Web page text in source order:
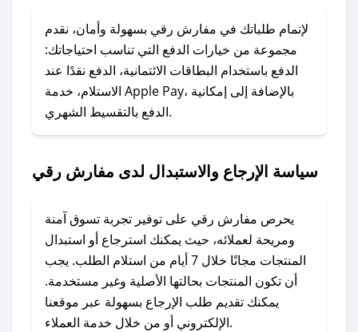
لا تقلق! يمكنك التواصل مع فريق دعم صحصح عبر
الرسائل الخاصة على تويتر أو البريد الإلكتروني،
وسنقوم بحل المشكلة في أسرع وقت ممكن.
### ماذا أفعل إذا لم أجد كود خصم لمتجري
المفضل؟
مراسلتنا مباشرة وسنعمل على توفير الكوبونات في
### كيف تحصل على كوبونات خصم حصرية من
مفارش رقي؟
للحصول على كوبونات وخصومات حصرية، قم بما
يلي:
- اضغط على أيقونة متابعة لمتجر مفارش رقي في
لإتمام طلباتك في مفارش رقي بسهولة وأمان، نقدم
مجموعة من خيارات الدفع التي تناسب احتياجاتك:
الدفع باستخدام البطاقات الائتمانية، الدفع نقدًا عند
الاستلام، خدمة Apple Pay، بالإضافة إلى إمكانية
الدفع بالتقسيط الشهري.
سياسة الإرجاع والاستبدال لدى مفارش رقي
يحرص مفارش رقي على توفير تجربة تسوق آمنة
ومريحة لعملائه، حيث يمكنك استرجاع أو استبدال
المنتجات مجانًا خلال 7 أيام من استلام الطلب. يجب
أن تكون المنتجات بحالتها الأصلية وغير مستخدمة.
يمكنك تقديم طلب الإرجاع بسهولة عبر موقعنا
الإلكتروني أو من خلال خدمة العملاء.